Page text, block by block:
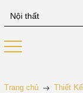
Trang chủ
Thiết